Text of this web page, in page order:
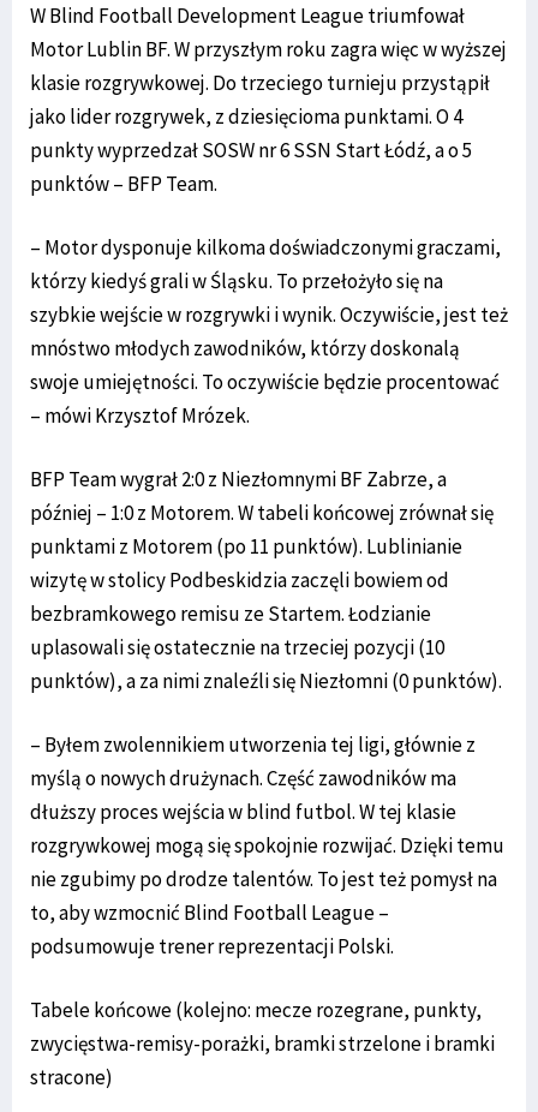
W Blind Football Development League triumfował
Motor Lublin BF. W przyszłym roku zagra więc w wyższej
klasie rozgrywkowej. Do trzeciego turnieju przystąpił
jako lider rozgrywek, z dziesięcioma punktami. O 4
punkty wyprzedzał SOSW nr 6 SSN Start Łódź, a o 5
punktów – BFP Team.
– Motor dysponuje kilkoma doświadczonymi graczami,
którzy kiedyś grali w Śląsku. To przełożyło się na
szybkie wejście w rozgrywki i wynik. Oczywiście, jest też
mnóstwo młodych zawodników, którzy doskonalą
swoje umiejętności. To oczywiście będzie procentować
– mówi Krzysztof Mrózek.
BFP Team wygrał 2:0 z Niezłomnymi BF Zabrze, a
później – 1:0 z Motorem. W tabeli końcowej zrównał się
punktami z Motorem (po 11 punktów). Lublinianie
wizytę w stolicy Podbeskidzia zaczęli bowiem od
bezbramkowego remisu ze Startem. Łodzianie
uplasowali się ostatecznie na trzeciej pozycji (10
punktów), a za nimi znaleźli się Niezłomni (0 punktów).
– Byłem zwolennikiem utworzenia tej ligi, głównie z
myślą o nowych drużynach. Część zawodników ma
dłuższy proces wejścia w blind futbol. W tej klasie
rozgrywkowej mogą się spokojnie rozwijać. Dzięki temu
nie zgubimy po drodze talentów. To jest też pomysł na
to, aby wzmocnić Blind Football League –
podsumowuje trener reprezentacji Polski.
Tabele końcowe (kolejno: mecze rozegrane, punkty,
zwycięstwa-remisy-porażki, bramki strzelone i bramki
stracone)